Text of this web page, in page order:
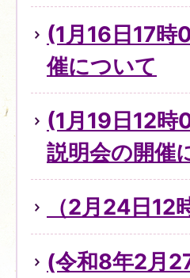
(1月16日17時
催について
(1月19日12
説明会の開催
（2月24日
(令和8年2月